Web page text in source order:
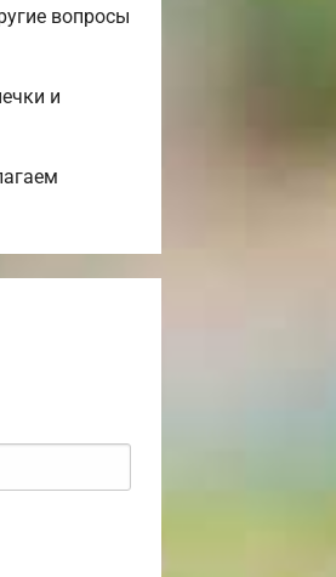
вопросы
и